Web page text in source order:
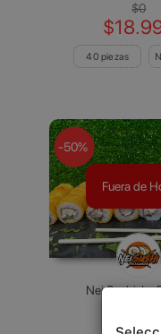
$0
40 piezas
Fuera de
-50%
Nei Sushi, La